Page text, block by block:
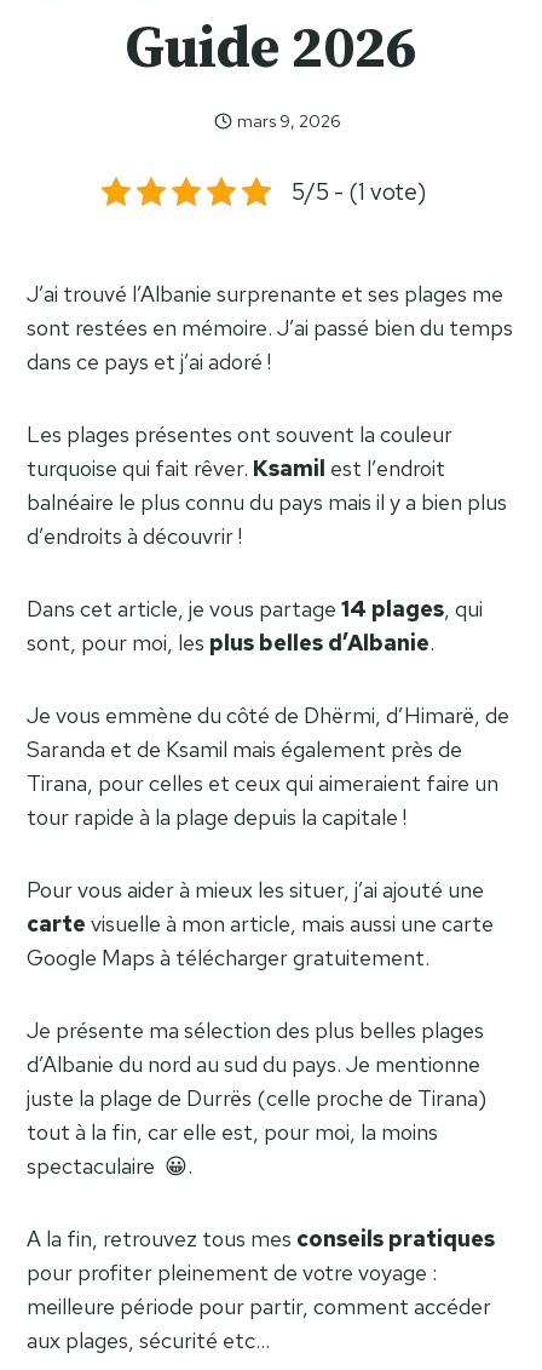
Guide 2026
Celia
mars 9, 2026
5/5 - (1 vote)
J’ai trouvé l’Albanie surprenante et ses plages me
sont restées en mémoire. J’ai passé bien du temps
dans ce pays et j’ai adoré !
Les plages présentes ont souvent la couleur
turquoise qui fait rêver. Ksamil est l’endroit
balnéaire le plus connu du pays mais il y a bien plus
d’endroits à découvrir !
Dans cet article, je vous partage 14 plages, qui
sont, pour moi, les plus belles d’Albanie.
Je vous emmène du côté de Dhërmi, d’Himarë, de
Saranda et de Ksamil mais également près de
Tirana, pour celles et ceux qui aimeraient faire un
tour rapide à la plage depuis la capitale !
Pour vous aider à mieux les situer, j’ai ajouté une
carte visuelle à mon article, mais aussi une carte
Google Maps à télécharger gratuitement.
Je présente ma sélection des plus belles plages
d’Albanie du nord au sud du pays. Je mentionne
juste la plage de Durrës (celle proche de Tirana)
tout à la fin, car elle est, pour moi, la moins
spectaculaire 😀.
A la fin, retrouvez tous mes conseils pratiques
pour profiter pleinement de votre voyage :
meilleure période pour partir, comment accéder
aux plages, sécurité etc…